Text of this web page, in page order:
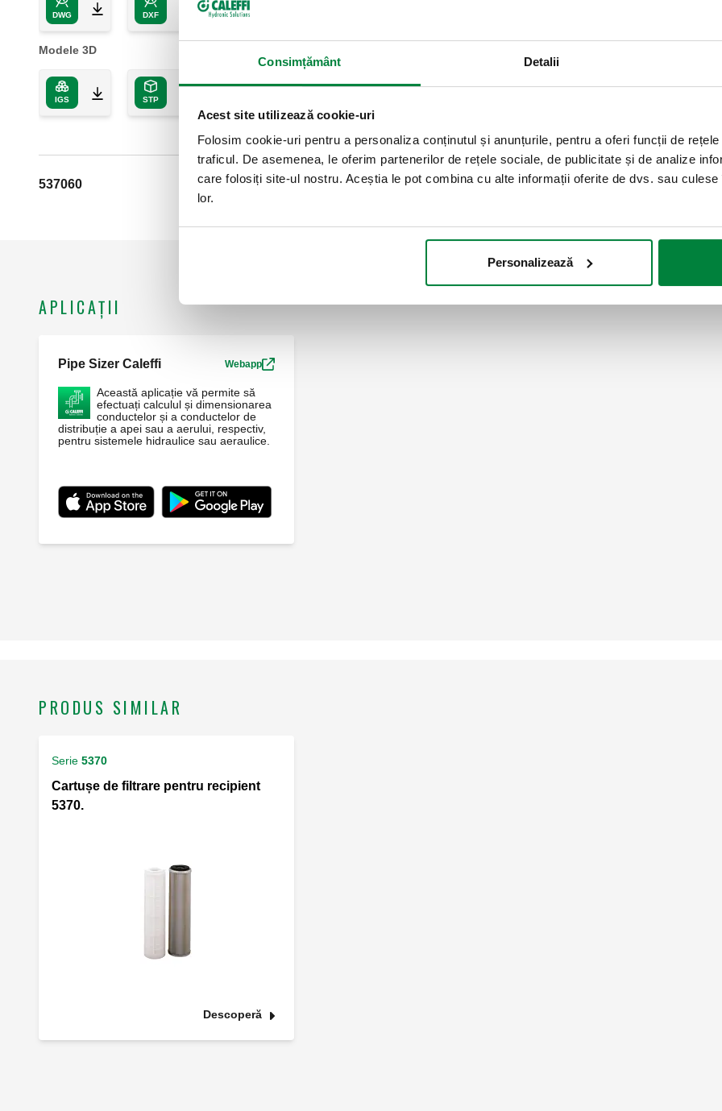
Consimțământ Detalii
Acest site utilizează cookie-uri
Folosim cookie-uri pentru a personaliza conținutul și anunțurile, pentru a oferi funcții de
traficul. De asemenea, le oferim partenerilor de rețele sociale, de publicitate și de analize
care folosiți site-ul nostru. Aceștia le pot combina cu alte informații oferite de dvs. sau
lor.
Personalizează
DWG DXF PDF
Modele 3D
IGS STP
CALEFFI, 537050.
transparent. Racord: G 3/4"
temperatură a fluidului:
SCIP code
537060 G 1" (ISO 228-1) F
APLICAȚII
Pipe Sizer Caleffi Webapp
Această aplicație vă permite să
efectuați calculul și dimensionarea
conductelor și a conductelor de
distribuție a apei sau a aerului, respectiv,
pentru sistemele hidraulice sau aeraulice.
PRODUS SIMILAR
Serie 5370
Cartușe de filtrare pentru recipient
5370.
Descoperă